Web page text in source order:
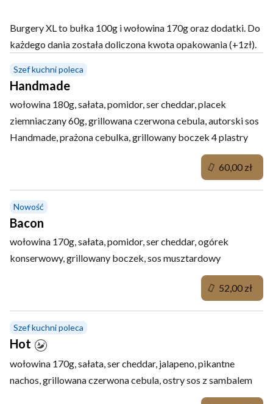
Burgery XL to bułka 100g i wołowina 170g oraz dodatki. Do
każdego dania została doliczona kwota opakowania (+1zł).
Szef kuchni poleca
Handmade
wołowina 180g, sałata, pomidor, ser cheddar, placek
ziemniaczany 60g, grillowana czerwona cebula, autorski sos
Handmade, prażona cebulka, grillowany boczek 4 plastry
Nowość
Bacon
wołowina 170g, sałata, pomidor, ser cheddar, ogórek
konserwowy, grillowany boczek, sos musztardowy
Szef kuchni poleca
Hot
wołowina 170g, sałata, ser cheddar, jalapeno, pikantne
nachos, grillowana czerwona cebula, ostry sos z sambalem